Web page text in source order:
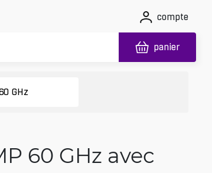
compte
panier
GHz
60 GHz avec